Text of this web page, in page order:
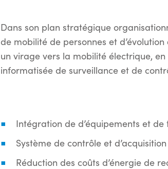
Dans son plan stratégique
de mobilité de personnes et
un virage vers la mobilité électrique,
informatisée de surveillance et de
Intégration de d’équipements et de
Système de contrôle et
Réduction des coûts d’énergie de